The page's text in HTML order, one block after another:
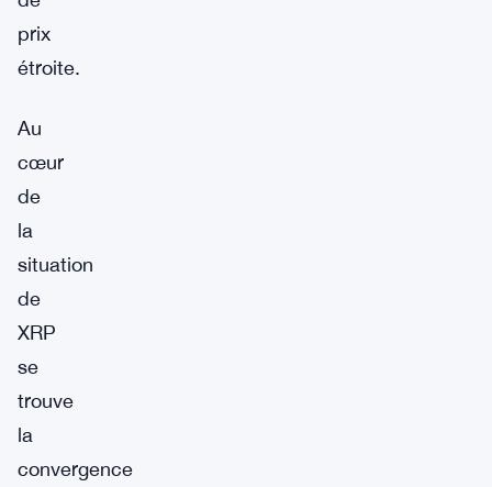
prix
étroite.
Au
cœur
de
la
situation
de
XRP
se
trouve
la
convergence